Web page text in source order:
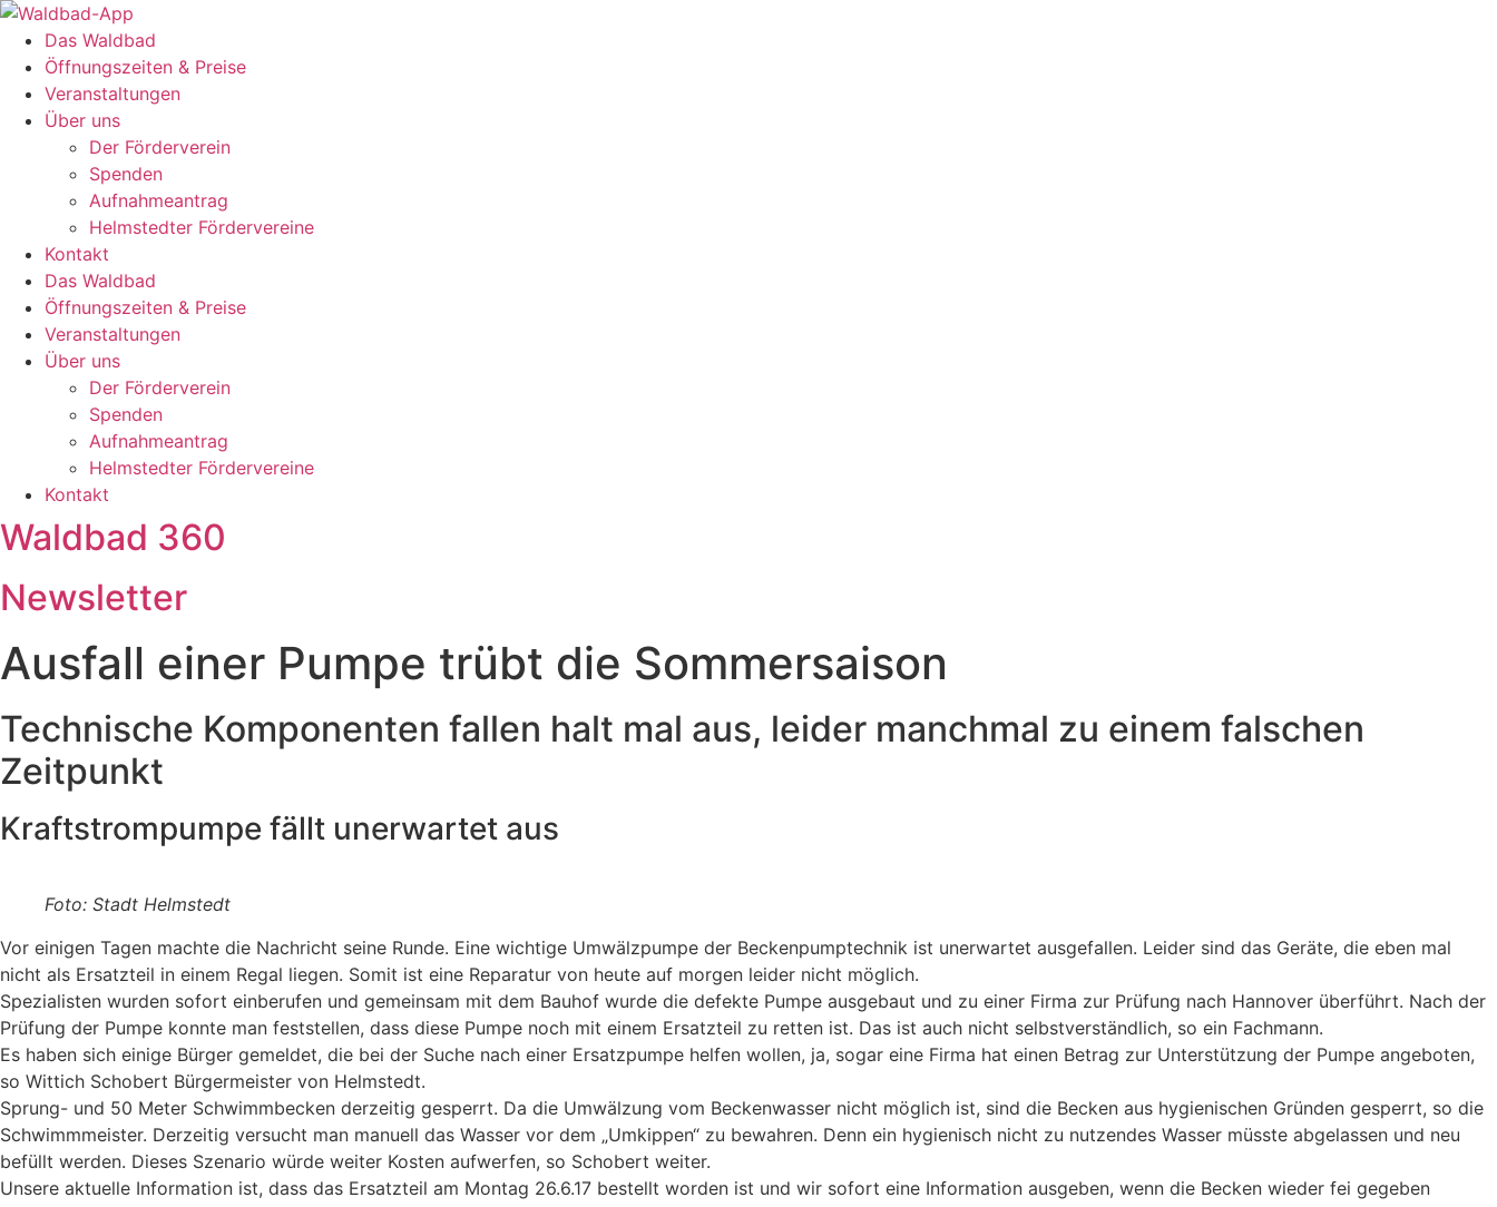
Zum
Inhalt
springen
Das Waldbad
Öffnungszeiten & Preise
Veranstaltungen
Über uns
Der Förderverein
Spenden
Aufnahmeantrag
Helmstedter Fördervereine
Kontakt
Das Waldbad
Öffnungszeiten & Preise
Veranstaltungen
Über uns
Der Förderverein
Spenden
Aufnahmeantrag
Helmstedter Fördervereine
Kontakt
Waldbad 360
Newsletter
Ausfall einer Pumpe trübt die Sommersaison
Technische Komponenten fallen halt mal aus, leider manchmal zu einem falschen
Zeitpunkt
Kraftstrompumpe fällt unerwartet aus
Foto: Stadt Helmstedt
Vor einigen Tagen machte die Nachricht seine Runde. Eine wichtige Umwälzpumpe der Beckenpumptechnik ist unerwartet ausgefallen. Leider sind das Geräte, die eben mal
nicht als Ersatzteil in einem Regal liegen. Somit ist eine Reparatur von heute auf morgen leider nicht möglich.
Spezialisten wurden sofort einberufen und gemeinsam mit dem Bauhof wurde die defekte Pumpe ausgebaut und zu einer Firma zur Prüfung nach Hannover überführt. Nach der
Prüfung der Pumpe konnte man feststellen, dass diese Pumpe noch mit einem Ersatzteil zu retten ist. Das ist auch nicht selbstverständlich, so ein Fachmann.
Es haben sich einige Bürger gemeldet, die bei der Suche nach einer Ersatzpumpe helfen wollen, ja, sogar eine Firma hat einen Betrag zur Unterstützung der Pumpe angeboten,
so Wittich Schobert Bürgermeister von Helmstedt.
Sprung- und 50 Meter Schwimmbecken derzeitig gesperrt. Da die Umwälzung vom Beckenwasser nicht möglich ist, sind die Becken aus hygienischen Gründen gesperrt, so die
Schwimmmeister. Derzeitig versucht man manuell das Wasser vor dem „Umkippen“ zu bewahren. Denn ein hygienisch nicht zu nutzendes Wasser müsste abgelassen und neu
befüllt werden. Dieses Szenario würde weiter Kosten aufwerfen, so Schobert weiter.
Unsere aktuelle Information ist, dass das Ersatzteil am Montag 26.6.17 bestellt worden ist und wir sofort eine Information ausgeben, wenn die Becken wieder fei gegeben